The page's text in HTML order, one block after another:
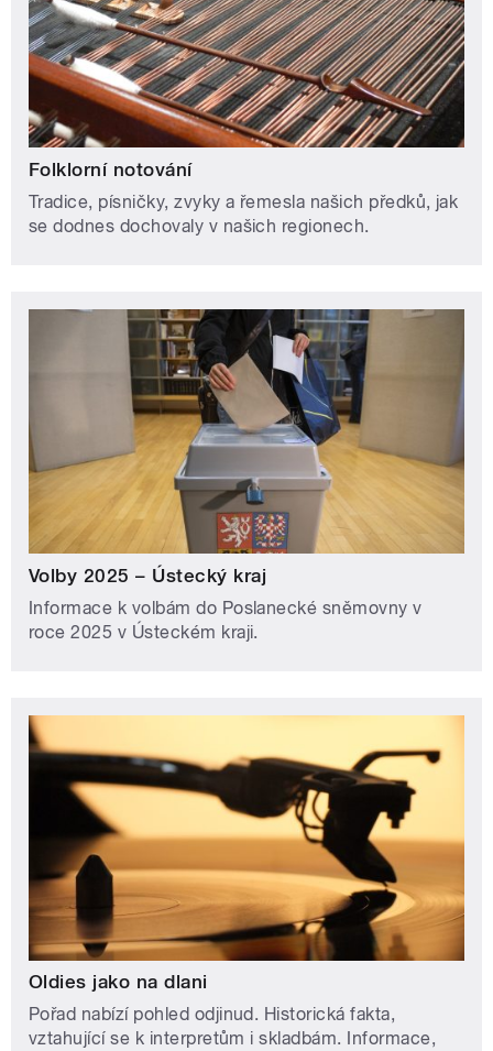
Folklorní notování
Tradice, písničky, zvyky a řemesla našich předků, jak
se dodnes dochovaly v našich regionech.
Volby 2025 – Ústecký kraj
Informace k volbám do Poslanecké sněmovny v
roce 2025 v Ústeckém kraji.
Oldies jako na dlani
Pořad nabízí pohled odjinud. Historická fakta,
vztahující se k interpretům i skladbám. Informace,